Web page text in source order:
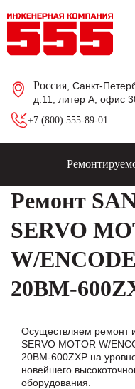
Россия , Санкт-
д.11, литер А, офис
+7 (800) 555-89-01
Ремонт
SERVO
W/
20BM-
Осуществляем ремонт
SERVO MOTOR W/
20BM-600ZXP на
новейшего
оборудования.